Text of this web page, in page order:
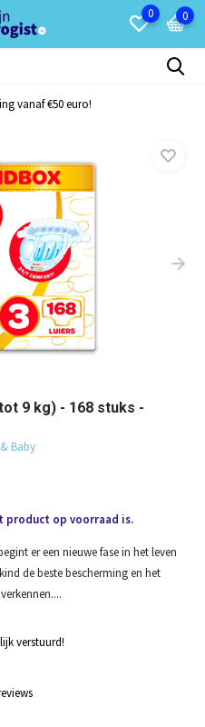
0 0
vanaf €50 euro!
9 kg) - 168 stuks -
Baby
product op voorraad is.
er een nieuwe fase in het leven
de beste bescherming en het
verstuurd!